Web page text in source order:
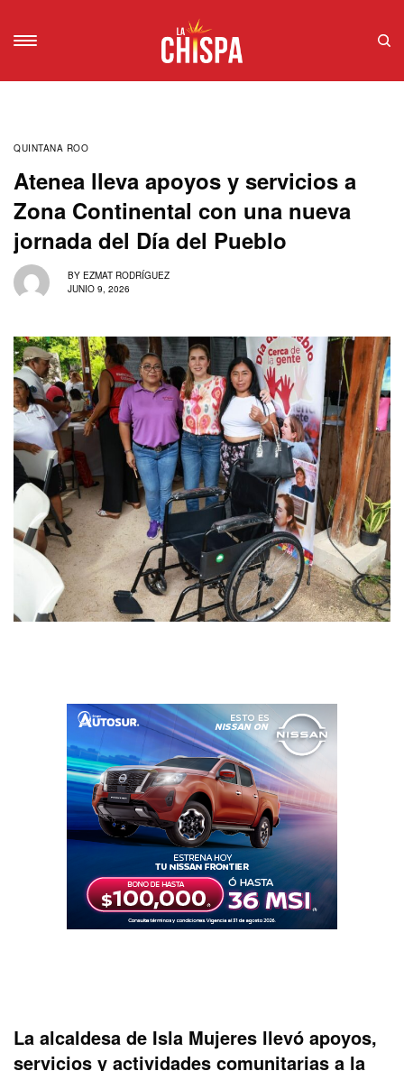
QUINTANA ROO
Atenea lleva apoyos y servicios a
Zona Continental con una nueva
jornada del Día del Pueblo
BY EZMAT RODRÍGUEZ
JUNIO 9, 2026
La alcaldesa de Isla Mujeres llevó apoyos,
servicios y actividades comunitarias a la